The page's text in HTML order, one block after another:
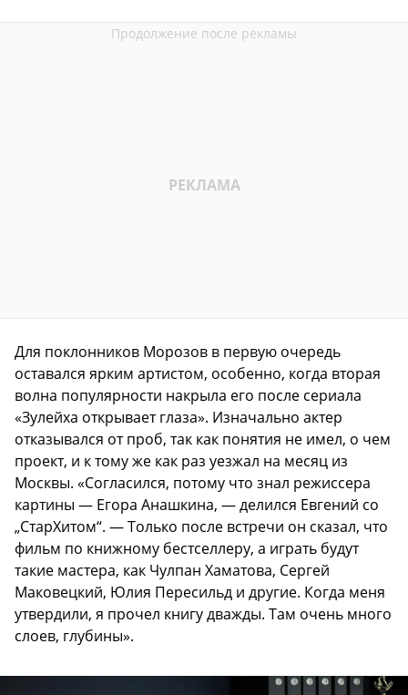
Для поклонников Морозов в первую очередь
оставался ярким артистом, особенно, когда вторая
волна популярности накрыла его после сериала
«Зулейха открывает глаза». Изначально актер
отказывался от проб, так как понятия не имел, о чем
проект, и к тому же как раз уезжал на месяц из
Москвы. «Согласился, потому что знал режиссера
картины — Егора Анашкина, — делился Евгений со
„СтарХитом“. — Только после встречи он сказал, что
фильм по книжному бестселлеру, а играть будут
такие мастера, как Чулпан Хаматова, Сергей
Маковецкий, Юлия Пересильд и другие. Когда меня
утвердили, я прочел книгу дважды. Там очень много
слоев, глубины».